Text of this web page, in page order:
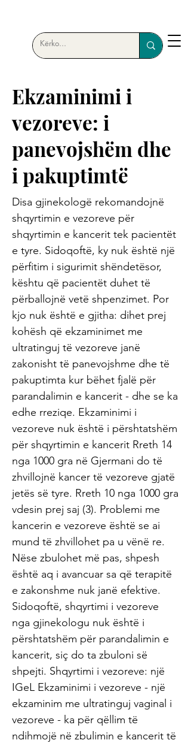
Ekzaminimi i
vezoreve: i
panevojshëm dhe
i pakuptimtë
Disa gjinekologë rekomandojnë
shqyrtimin e vezoreve për
shqyrtimin e kancerit tek pacientët
e tyre. Sidoqoftë, ky nuk është një
përfitim i sigurimit shëndetësor,
kështu që pacientët duhet të
përballojnë vetë shpenzimet. Por
kjo nuk është e gjitha: dihet prej
kohësh që ekzaminimet me
ultratinguj të vezoreve janë
zakonisht të panevojshme dhe të
pakuptimta kur bëhet fjalë për
parandalimin e kancerit - dhe se ka
edhe rreziqe. Ekzaminimi i
vezoreve nuk është i përshtatshëm
për shqyrtimin e kancerit Rreth 14
nga 1000 gra në Gjermani do të
zhvillojnë kancer të vezoreve gjatë
jetës së tyre. Rreth 10 nga 1000 gra
vdesin prej saj (3). Problemi me
kancerin e vezoreve është se ai
mund të zhvillohet pa u vënë re.
Nëse zbulohet më pas, shpesh
është aq i avancuar sa që terapitë
e zakonshme nuk janë efektive.
Sidoqoftë, shqyrtimi i vezoreve
nga gjinekologu nuk është i
përshtatshëm për parandalimin e
kancerit, siç do ta zbuloni së
shpejti. Shqyrtimi i vezoreve: një
IGeL Ekzaminimi i vezoreve - një
ekzaminim me ultratinguj vaginal i
vezoreve - ka për qëllim të
ndihmojë në zbulimin e kancerit të